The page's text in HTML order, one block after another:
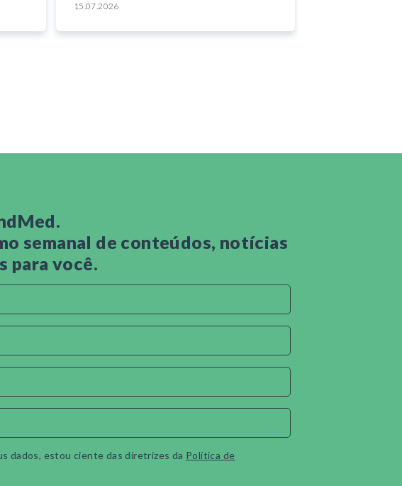
15.07.2026
semanal de conteúdos, notícias
para você.
dados, estou ciente das diretrizes da Política de